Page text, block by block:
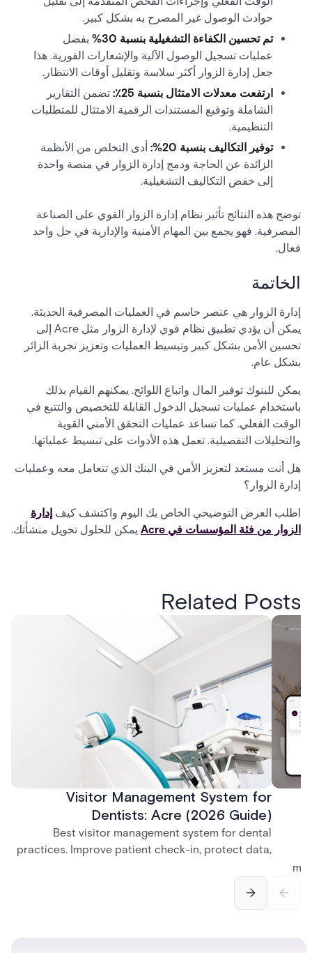
حوادث الوصول غير المصرح به بشكل كبير.
تم تحسين الكفاءة التشغيلية بنسبة 30%
بفضل
عمليات تسجيل الوصول الآلية والإشعارات الفورية. هذا
جعل إدارة الزوار أكثر سلاسة وتقليل أوقات الانتظار.
ارتفعت معدلات الامتثال بنسبة 25٪:
تضمن التقارير
الشاملة وتوقيع المستندات الرقمية الامتثال للمتطلبات
التنظيمية.
توفير التكاليف بنسبة 20%:
أدى التخلص من الأنظمة
الزائدة عن الحاجة ودمج إدارة الزوار في منصة واحدة
إلى خفض التكاليف التشغيلية.
توضح هذه النتائج تأثير نظام إدارة الزوار القوي على الصناعة
المصرفية. فهو يجمع بين المهام الأمنية والإدارية في حل واحد
فعال.
الخاتمة
إدارة الزوار هي عنصر حاسم في العمليات المصرفية الحديثة.
يمكن أن يؤدي تطبيق نظام قوي لإدارة الزوار مثل Acre إلى
تحسين الأمن بشكل كبير وتبسيط العمليات وتعزيز تجربة الزائر
بشكل عام.
يمكن للبنوك توفير المال واتباع اللوائح. يمكنهم القيام بذلك
باستخدام عمليات تسجيل الدخول القابلة للتخصيص والتتبع في
الوقت الفعلي. كما تساعد عمليات التحقق الأمني القوية
والتحليلات التفصيلية. تعمل هذه الأدوات على تبسيط عملياتها.
هل أنت مستعد لتعزيز الأمن في البنك الذي تتعامل معه وعمليات
إدارة الزوار؟
اطلب العرض التوضيحي الخاص بك اليوم واكتشف كيف إدارة
الزوار من فئة المؤسسات في Acre
يمكن للحلول تحويل منشأتك.
Related Posts
Visitor Management System for
Dentists: Acre (2026 Guide)
Best visitor management system for dental
practices. Improve patient check-in, protect data,